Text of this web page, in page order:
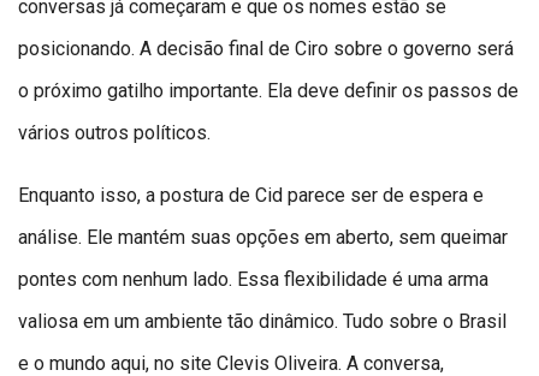
conversas já começaram e que os nomes estão se
posicionando. A decisão final de Ciro sobre o governo será
o próximo gatilho importante. Ela deve definir os passos de
vários outros políticos.
Enquanto isso, a postura de Cid parece ser de espera e
análise. Ele mantém suas opções em aberto, sem queimar
pontes com nenhum lado. Essa flexibilidade é uma arma
valiosa em um ambiente tão dinâmico. Tudo sobre o Brasil
e o mundo aqui, no site Clevis Oliveira. A conversa,